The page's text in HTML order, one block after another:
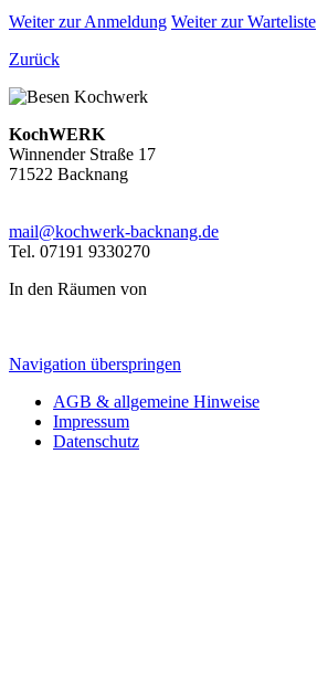
Weiter zur Anmeldung Weiter zur Warteliste
Zurück
KochWERK
Winnender Straße 17
71522 Backnang
mail@kochwerk-backnang.de
Tel. 07191 9330270
In den Räumen von
Navigation überspringen
AGB & allgemeine Hinweise
Impressum
Datenschutz